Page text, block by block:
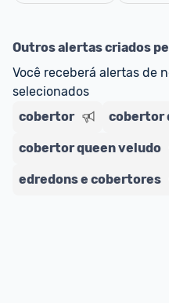
E lembre-se: você
comunidade para tirar
nossos Admins
comentário ou através
Outros alertas criados
Você receberá alertas de
selecionados
cobertor
cobertor
cobertor queen veludo
edredons e cobertores